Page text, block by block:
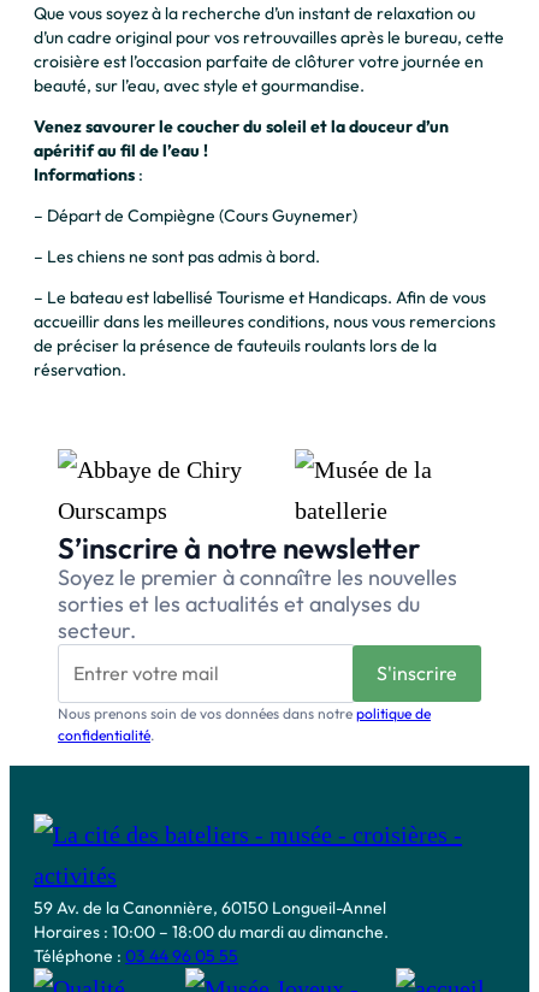
Que vous soyez à la recherche d’un instant de relaxation ou
d’un cadre original pour vos retrouvailles après le bureau, cette
croisière est l’occasion parfaite de clôturer votre journée en
beauté, sur l’eau, avec style et gourmandise.
Venez savourer le coucher du soleil et la douceur d’un
apéritif au fil de l’eau !
Informations :
– Départ de Compiègne (Cours Guynemer)
– Les chiens ne sont pas admis à bord.
– Le bateau est labellisé Tourisme et Handicaps. Afin de vous
accueillir dans les meilleures conditions, nous vous remercions
de préciser la présence de fauteuils roulants lors de la
réservation.
S’inscrire à notre newsletter
Soyez le premier à connaître les nouvelles
sorties et les actualités et analyses du
secteur.
Nous prenons soin de vos données dans notre politique de
confidentialité.
59 Av. de la Canonnière, 60150 Longueil-Annel
Horaires : 10:00 – 18:00 du mardi au dimanche.
Téléphone : 03 44 96 05 55